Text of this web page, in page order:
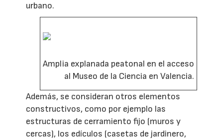
urbano.
Amplia explanada peatonal en el acceso
al Museo de la Ciencia en Valencia.
Además, se consideran otros elementos
constructivos, como por ejemplo las
estructuras de cerramiento fijo (muros y
cercas), los edículos (casetas de jardinero,